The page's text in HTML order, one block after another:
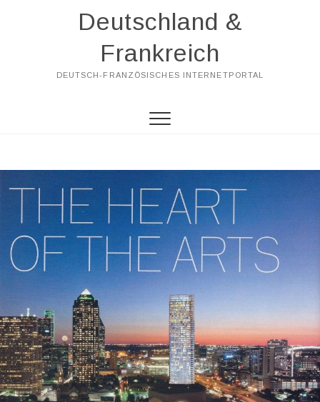
Deutschland &
Frankreich
DEUTSCH-FRANZÖSISCHES INTERNETPORTAL